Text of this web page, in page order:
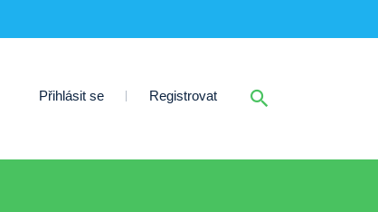
Přihlásit se Registrovat